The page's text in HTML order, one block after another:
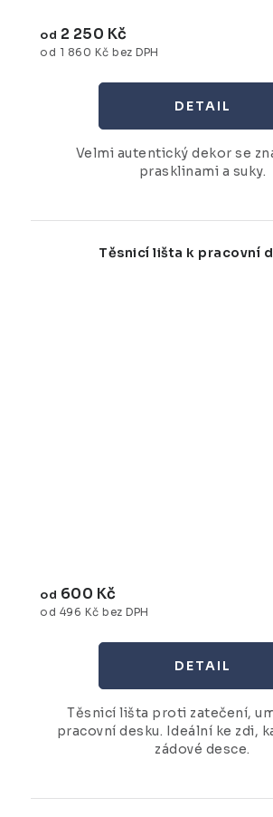
od 1 860 Kč bez DPH
od 2 250 Kč
Velmi autentický dekor se
prasklinami a suky.
Těsnicí lišta k pracovní
od 496 Kč bez DPH
od 600 Kč
Těsnicí lišta proti zatečení,
pracovní desku. Ideální ke zdi,
zádové desce.